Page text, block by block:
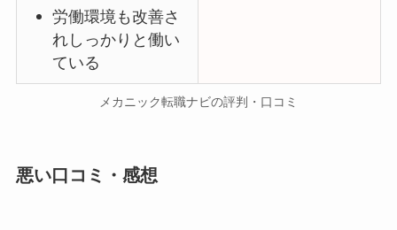
労働環境も改善さ
れしっかりと働い
ている
メカニック転職ナビの評判・口コミ
悪い口コミ・感想